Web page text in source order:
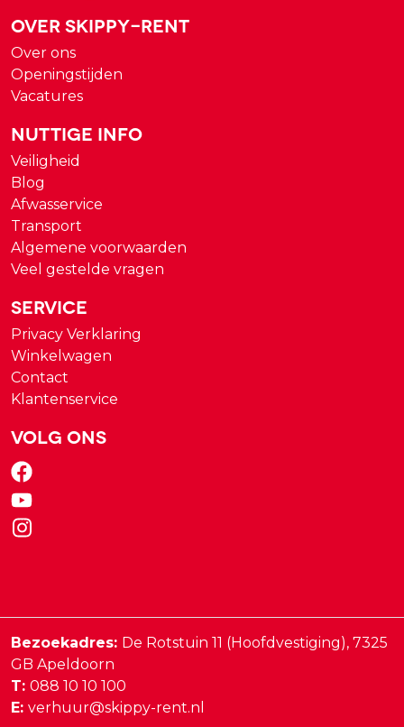
Over Skippy-rent
Over ons
Openingstijden
Vacatures
Nuttige Info
Veiligheid
Blog
Afwasservice
Transport
Algemene voorwaarden
Veel gestelde vragen
Service
Privacy Verklaring
Winkelwagen
Contact
Klantenservice
Volg ons
Bezoekadres: De Rotstuin 11 (Hoofdvestiging), 7325
GB Apeldoorn
T: 088 10 10 100
E: verhuur@skippy-rent.nl